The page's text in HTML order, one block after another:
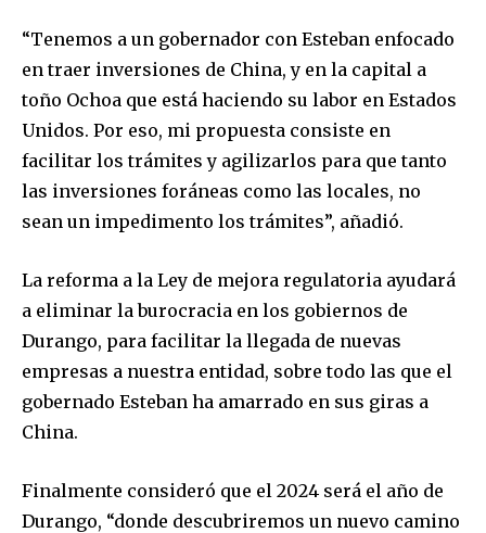
“Tenemos a un gobernador con Esteban enfocado
en traer inversiones de China, y en la capital a
toño Ochoa que está haciendo su labor en Estados
Unidos. Por eso, mi propuesta consiste en
facilitar los trámites y agilizarlos para que tanto
las inversiones foráneas como las locales, no
sean un impedimento los trámites”, añadió.
La reforma a la Ley de mejora regulatoria ayudará
a eliminar la burocracia en los gobiernos de
Durango, para facilitar la llegada de nuevas
empresas a nuestra entidad, sobre todo las que el
gobernado Esteban ha amarrado en sus giras a
China.
Finalmente consideró que el 2024 será el año de
Durango, “donde descubriremos un nuevo camino